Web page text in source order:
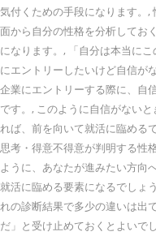
気付くための手段になります。,
面から自分の性格を分析してお
になります。, 「自分は本当に
にエントリーしたいけど自信が
企業にエントリーする際に、自
です。, このように自信がない
れば、前を向いて就活に臨める
思考・得意不得意が判明する性
ように、あなたが進みたい方向
就活に臨める要素になるでしょ
れの診断結果で多少の違いは出
だ」と受け止めておくとよいで